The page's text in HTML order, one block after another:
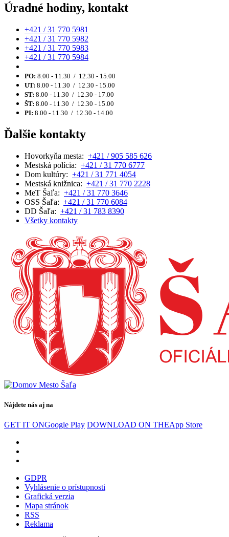
Úradné hodiny, kontakt
+421 / 31 770 5981
+421 / 31 770 5982
+421 / 31 770 5983
+421 / 31 770 5984
PO: 8.00 - 11.30 / 12.30 - 15.00
UT: 8.00 - 11.30 / 12.30 - 15.00
ST: 8.00 - 11.30 / 12.30 - 17.00
ŠT: 8.00 - 11.30 / 12.30 - 15.00
PI: 8.00 - 11.30 / 12.30 - 14.00
Ďalšie kontakty
Hovorkyňa mesta: +421 / 905 585 626
Mestská polícia: +421 / 31 770 6777
Dom kultúry: +421 / 31 771 4054
Mestská knižnica: +421 / 31 770 2228
MeT Šaľa: +421 / 31 770 3646
OSS Šaľa: +421 / 31 770 6084
DD Šaľa: +421 / 31 783 8390
Všetky kontakty
Nájdete nás aj na
GET IT ONGoogle Play DOWNLOAD ON THEApp Store
GDPR
Vyhlásenie o prístupnosti
Grafická verzia
Mapa stránok
RSS
Reklama